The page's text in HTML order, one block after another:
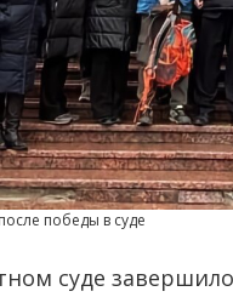
победы в суде
суде